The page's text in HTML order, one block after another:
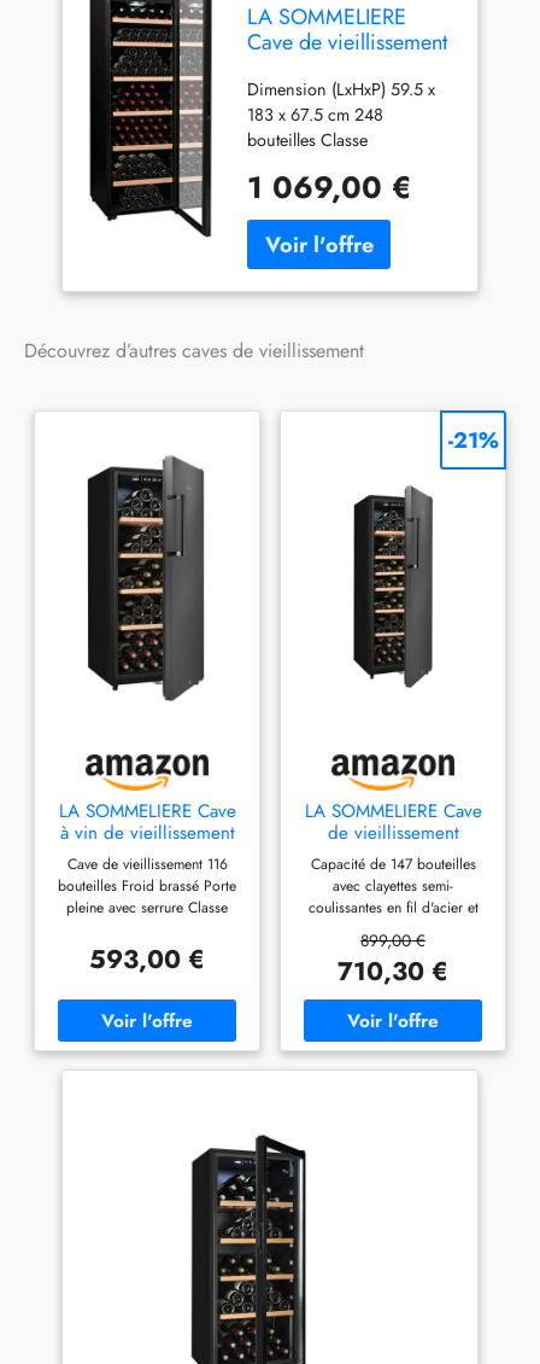
LA SOMMELIERE
Cave de vieillissement
Dimension (LxHxP) 59.5 x
183 x 67.5 cm 248
bouteilles Classe
vieillissement 6 clayettes
1 069,00 €
Découvrez d’autres caves de vieillissement
LA SOMMELIERE Cave
à vin de vieillissement
CTPNE120E
Cave de vieillissement 116
bouteilles Froid brassé Porte
pleine avec serrure Classe
593,00 €
LA SOMMELIERE Cave
de vieillissement
CTPNE147E 147
Bouteilles
Capacité de 147 bouteilles
avec clayettes semi-
coulissantes en fil d'acier et
réversible avec serrure pour
une sécurité renforcée et
Température réglable de 5 à
20°C grâce à un thermostat
électronique précis. Froid
Système anti-vibration intégré
899,00 €
710,30 €
-21%